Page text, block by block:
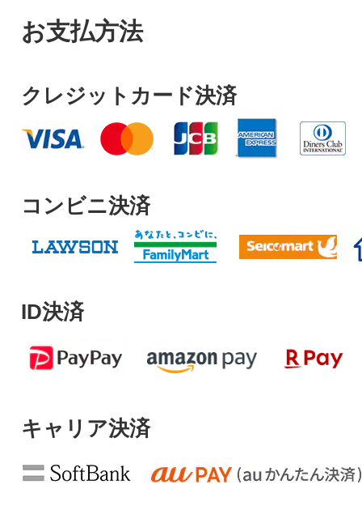
お支払方法
クレジットカード決済
コンビニ決済
ID決済
キャリア決済